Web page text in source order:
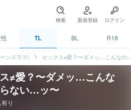
検索 新規登録 ログイン
TL BL R18
ンズラブ) セックス≠愛？〜ダメッ…こんな
≠愛？〜ダメッ…こんな
ない…ッ〜
り